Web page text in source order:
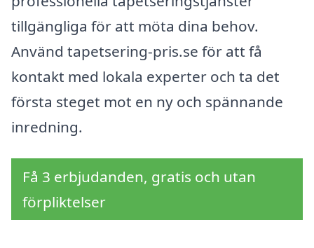
tillgängliga för att möta dina behov.
Använd tapetsering-pris.se för att få
kontakt med lokala experter och ta det
första steget mot en ny och spännande
inredning.
Få 3 erbjudanden, gratis och utan
förpliktelser